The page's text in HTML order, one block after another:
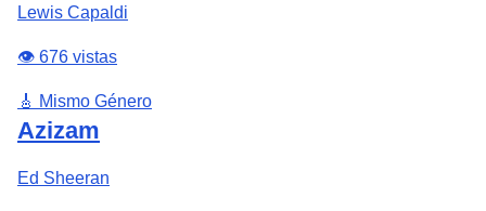
Lewis Capaldi
👁️ 676 vistas
🎸 Mismo Género
Azizam
Ed Sheeran